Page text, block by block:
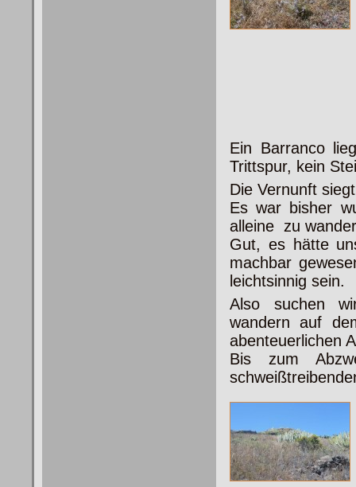
Ein Barranco
Trittspur, kein
Die Vernunft
Es war bisher
alleine zu
Gut, es hätte
machbar
leichtsinnig sein.
Also suchen
wandern auf
abenteuerlichen
Bis zum